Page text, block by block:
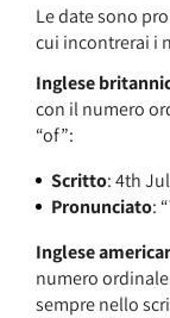
Le date sono
cui incontrerai i
Inglese
con il numero
“of”:
Scritto: 4th
Pronunciato:
Inglese
numero
sempre nello